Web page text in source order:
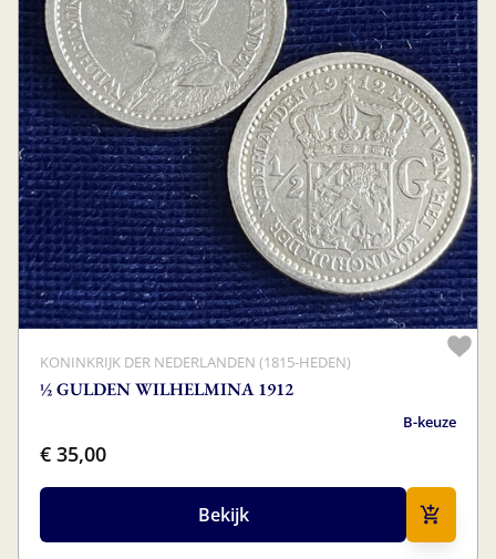
KONINKRIJK DER NEDERLANDEN (1815-HEDEN)
½ GULDEN WILHELMINA 1912
B-keuze
€ 35,00
Bekijk